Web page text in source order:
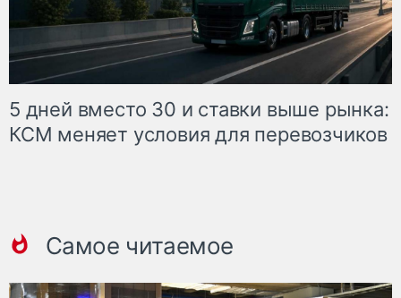
5 дней вместо 30 и ставки выше рынка:
КСМ меняет условия для перевозчиков
Самое читаемое